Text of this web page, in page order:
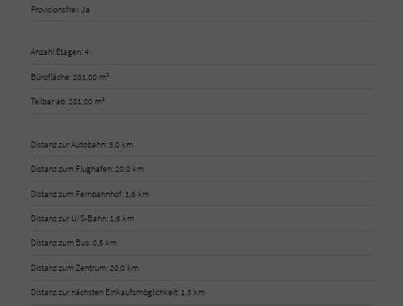
Provisionsfrei: Ja
Anzahl Etagen: 4
Bürofläche: 281,00 m²
Teilbar ab: 281,00 m²
Distanz zur Autobahn: 3,0 km
Distanz zum Flughafen: 20,0 km
Distanz zum Fernbahnhof: 1,6 km
Distanz zur U/S-Bahn: 1,6 km
Distanz zum Bus: 0,5 km
Distanz zum Zentrum: 20,0 km
Distanz zur nächsten Einkaufsmöglichkeit: 1,3 km